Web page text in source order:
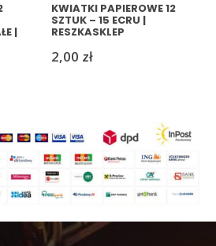
|
KWIATKI PAPIEROWE 12
SZTUK – 15 ECRU |
RESZKASKLEP
2,00 zł